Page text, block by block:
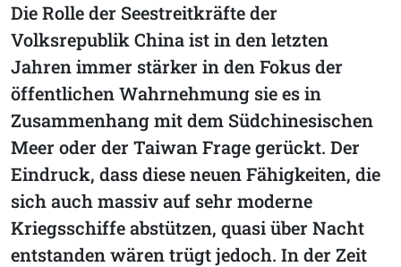
Die Rolle der Seestreitkräfte der
Volksrepublik China ist in den letzten
Jahren immer stärker in den Fokus der
öffentlichen Wahrnehmung sie es in
Zusammenhang mit dem Südchinesischen
Meer oder der Taiwan Frage gerückt. Der
Eindruck, dass diese neuen Fähigkeiten, die
sich auch massiv auf sehr moderne
Kriegsschiffe abstützen, quasi über Nacht
entstanden wären trügt jedoch. In der Zeit